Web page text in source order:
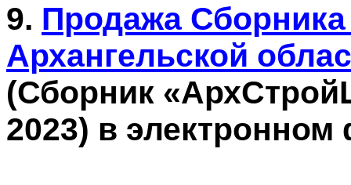
9. Продажа
Архангельской
(Сборник
2023) в электронном